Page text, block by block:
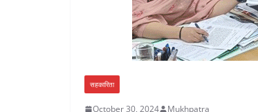
सहकारिता
October 30, 2024 Mukhpatra